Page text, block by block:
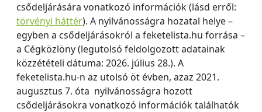
csődeljárására vonatkozó információk (lásd erről:
törvényi háttér). A nyilvánosságra hozatal helye –
egyben a csődeljárásokról a feketelista.hu forrása –
a Cégközlöny (legutolsó feldolgozott adatainak
közzétételi dátuma: 2026. július 28.). A
feketelista.hu-n az utolsó öt évben, azaz 2021.
augusztus 7. óta nyilvánosságra hozott
csődeljárásokra vonatkozó információk találhatók